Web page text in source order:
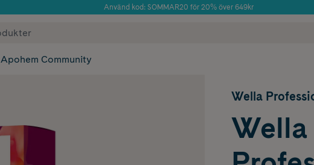
Använd kod: SOMMAR20 för 20% över 649kr
✓ Fri frakt
Apohem Community
Wella
Wella